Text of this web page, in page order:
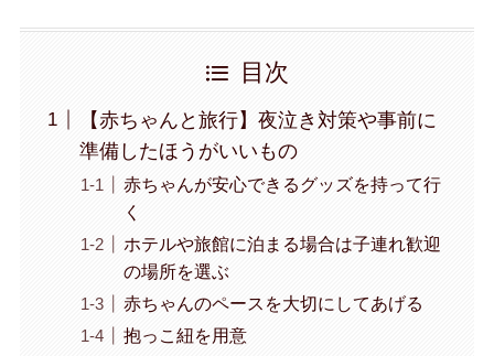
目次
【赤ちゃんと旅行】夜泣き対策や事前に
準備したほうがいいもの
赤ちゃんが安心できるグッズを持って行
く
ホテルや旅館に泊まる場合は子連れ歓迎
の場所を選ぶ
赤ちゃんのペースを大切にしてあげる
抱っこ紐を用意